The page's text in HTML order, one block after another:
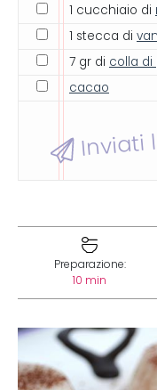
1 cucchiaio di
1 stecca di
7 gr di colla di
cacao
Inviati
Preparazione:
10 min